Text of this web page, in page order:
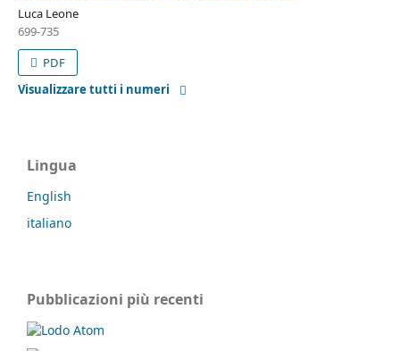
Luca Leone
699-735
PDF
Visualizzare tutti i numeri
Lingua
English
italiano
Pubblicazioni più recenti